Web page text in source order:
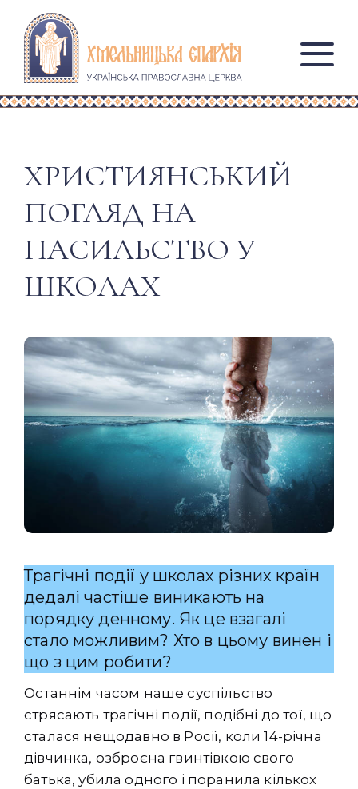
ХРИСТИЯНСЬКИЙ
ПОГЛЯД НА
НАСИЛЬСТВО У
ШКОЛАХ
Трагічні події у школах різних країн
дедалі частіше виникають на
порядку денному. Як це взагалі
стало можливим? Хто в цьому винен і
що з цим робити?
Останнім часом наше суспільство
стрясають трагічні події, подібні до тої, що
сталася нещодавно в Росії, коли 14-річна
дівчинка, озброєна гвинтівкою свого
батька, убила одного і поранила кількох